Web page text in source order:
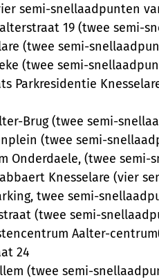
semi-snellaadpunten
19 (twee semi-
(twee semi-
(twee semi-
Parkresidentie
Brug (twee semi-
(twee semi-
Onderdaele, (twee semi-
Knesselare (vier
twee semi-
(twee semi-
Aalter-
24
(twee semi-